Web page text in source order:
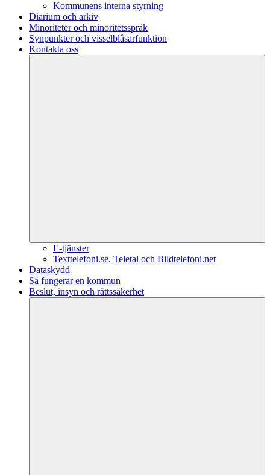
Kommunens interna styrning
Diarium och arkiv
Minoriteter och minoritetsspråk
Synpunkter och visselblåsarfunktion
Kontakta oss
E-tjänster
Texttelefoni.se, Teletal och Bildtelefoni.net
Dataskydd
Så fungerar en kommun
Beslut, insyn och rättssäkerhet